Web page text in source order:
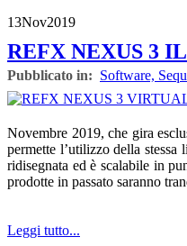
13Nov2019
REFX NEXUS 3
Pubblicato in: Software,
Novembre 2019, che gira
permette l’utilizzo della
ridisegnata ed è scalabile in
prodotte in passato saranno
Leggi tutto...